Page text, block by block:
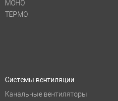
МОНО
ТЕРМО
Системы вентиляции
Канальные вентиляторы